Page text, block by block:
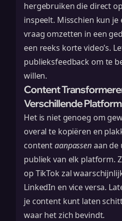
hergebruiken die direct
inspeelt. Misschien kun je
vraag omzetten in een
een reeks korte video’s.
publieksfeedback om te
willen.
Content
Verschillende
Het is niet genoeg om
overal te kopiëren en
contentaanpassenaan de
publiek van elk platform.
op TikTok zal
LinkedIn en vice versa.
je content kunt laten
waar het zich bevindt.